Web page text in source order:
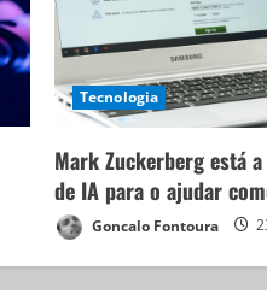
Tecnologia
Mark Zuckerberg está
de IA para o ajudar
Goncalo Fontoura